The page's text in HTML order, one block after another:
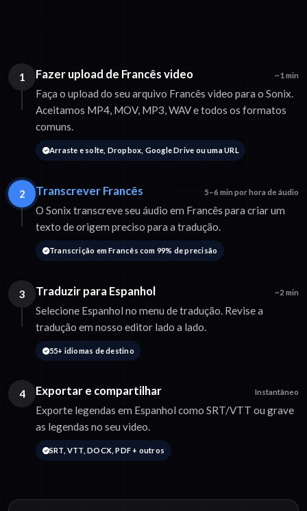
1 Fazer upload de Francês video ~1 min
Faça o upload do seu arquivo Francês video para o Sonix.
Aceitamos MP4, MOV, MP3, WAV e todos os formatos
comuns.
Arraste e solte, Dropbox, Google Drive ou uma URL
2 Transcrever Francês 5–6 min por hora de áudio
O Sonix transcreve seu áudio em Francês para criar um
texto de origem preciso para a tradução.
Transcrição em Francês com 99% de precisão
3 Traduzir para Espanhol ~2 min
Selecione Espanhol no menu de tradução. Revise a
tradução em nosso editor lado a lado.
55+ idiomas de destino
4 Exportar e compartilhar Instantâneo
Exporte legendas em Espanhol como SRT/VTT ou grave
as legendas no seu video.
SRT, VTT, DOCX, PDF + outros